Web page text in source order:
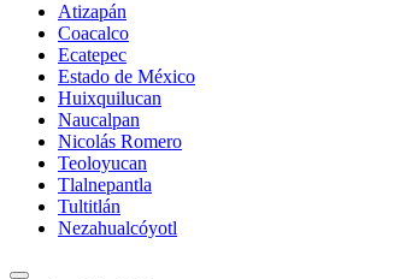
Atizapán
Coacalco
Ecatepec
Estado de México
Huixquilucan
Naucalpan
Nicolás Romero
Teoloyucan
Tlalnepantla
Tultitlán
Nezahualcóyotl